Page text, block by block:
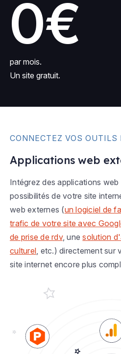
0€
par mois.
Un site gratuit.
CONNECTEZ VOS OUTILS
Applications web
Intégrez des applications
possibilités de votre site
web externes (un logiciel de
trafic de votre site avec
de prise de rdv, unesolution
culturel, etc.) directement sur
site internet encore plus